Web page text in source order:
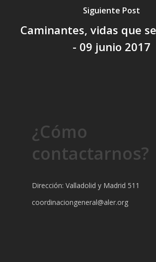
Siguiente Post
Caminantes, vidas que
- 09 junio 2017
¿Cómo
contactarnos?
Dirección: Valladolid y Madrid 511
coordinaciongeneral@aler.org